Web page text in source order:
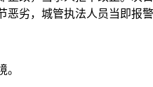
劣，城管执法人员当即报